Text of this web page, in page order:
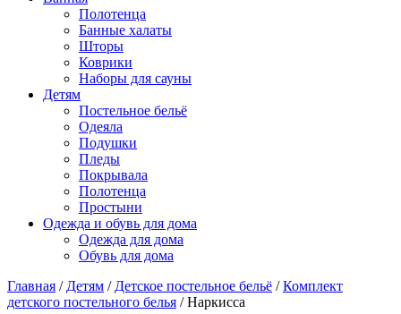
Полотенца
Банные халаты
Шторы
Коврики
Наборы для сауны
Детям
Постельное бельё
Одеяла
Подушки
Пледы
Покрывала
Полотенца
Простыни
Одежда и обувь для дома
Одежда для дома
Обувь для дома
Главная / Детям / Детское постельное бельё /Комплект
детского постельного белья / Наркисса